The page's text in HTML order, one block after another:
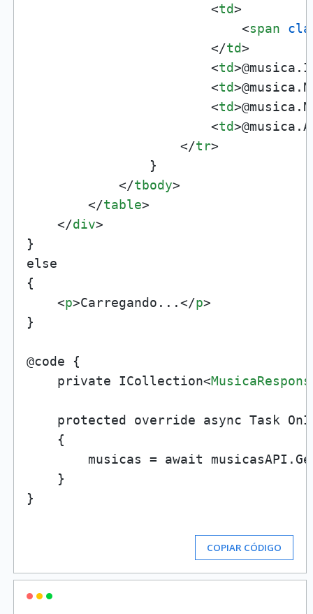
<td>
<span
</td>
<td>
<td>
<td>
<td>
</tr>
                }
</tbody>
</table>
</div>
}
else
{
<p>Carregando...</p>
}
@code {
    private ICollection
<
protected override async Task
    {
musicas = await
    }
}
COPIAR CÓDIGO